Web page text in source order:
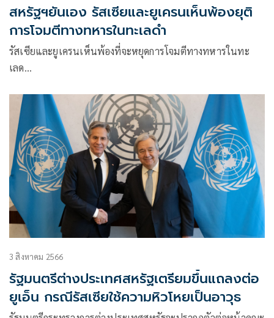
สหรัฐฯยันเอง รัสเซียและยูเครนเห็นพ้องยุติ
การโจมตีทางทหารในทะเลดำ
รัสเซียและยูเครนเห็นพ้องที่จะหยุดการโจมตีทางทหารในทะ
เลด…
3 สิงหาคม 2566
รัฐมนตรีต่างประเทศสหรัฐเตรียมขึ้นแถลงต่อ
ยูเอ็น กรณีรัสเซียใช้ความหิวโหยเป็นอาวุธ